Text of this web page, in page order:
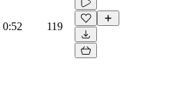
0:52 119